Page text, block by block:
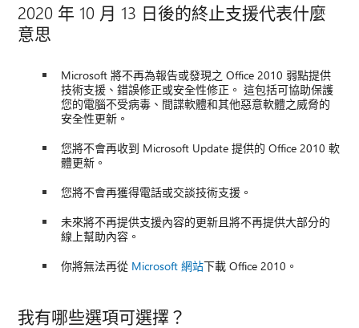
2020 年 10 月 13 日後的終止支援代表什麼
意思
Microsoft 將不再為報告或發現之 Office 2010 弱點提供
技術支援、錯誤修正或安全性修正。 這包括可協助保護
您的電腦不受病毒、間諜軟體和其他惡意軟體之威脅的
安全性更新。
您將不會再收到 Microsoft Update 提供的 Office 2010 軟
體更新。
您將不會再獲得電話或交談技術支援。
未來將不再提供支援內容的更新且將不再提供大部分的
線上幫助內容。
你將無法再從 Microsoft 網站下載 Office 2010。
我有哪些選項可選擇？